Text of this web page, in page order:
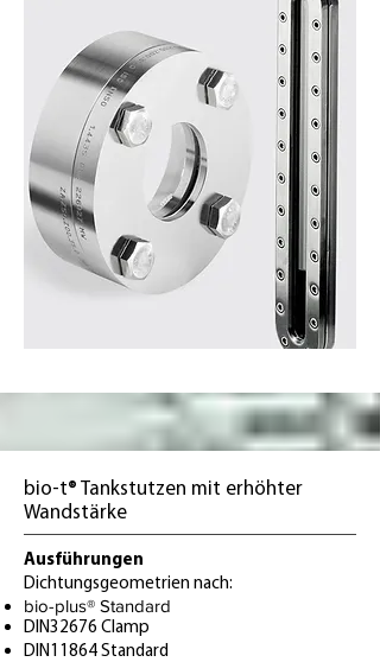
bio-t® Tankstutzen mit erhöhter
Wandstärke
Ausführungen
Dichtungsgeometrien nach:
bio-plus® Standard
DIN32676 Clamp
DIN11864 Standard